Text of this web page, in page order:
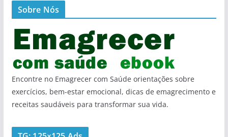
Sobre Nós
Encontre no Emagrecer com Saúde orientações sobre
exercícios, bem-estar emocional, dicas de emagrecimento e
receitas saudáveis para transformar sua vida.